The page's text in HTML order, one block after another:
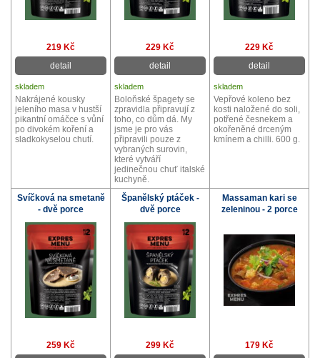
219 Kč
detail
229 Kč
detail
229 Kč
detail
skladem skladem skladem
Nakrájené kousky
jeleního masa v hustší
pikantní omáčce s vůní
po divokém koření a
sladkokyselou chutí.
Boloňské špagety se
zpravidla připravují z
toho, co dům dá. My
jsme je pro vás
připravili pouze z
vybraných surovin,
které vytváří
jedinečnou chuť italské
kuchyně.
Vepřové koleno bez
kosti naložené do soli,
potřené česnekem a
okořeněné drceným
kmínem a chilli. 600 g.
Svíčková na smetaně
- dvě porce
Španělský ptáček -
dvě porce
Massaman kari se
zeleninou - 2 porce
259 Kč
299 Kč
179 Kč